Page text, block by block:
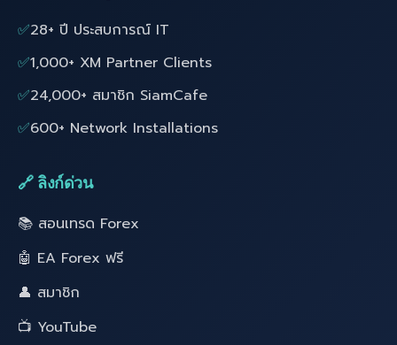
✅28+ ปี ประสบการณ์ IT
✅1,000+ XM Partner Clients
✅24,000+ สมาชิก SiamCafe
✅600+ Network Installations
🔗 ลิงก์ด่วน
📚 สอนเทรด Forex
🤖 EA Forex ฟรี
👤 สมาชิก
📺 YouTube